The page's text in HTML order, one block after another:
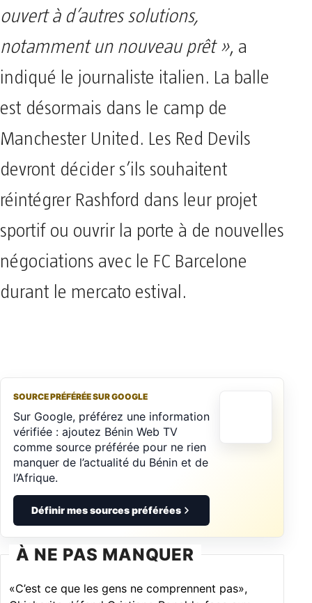
ouvert à d’autres solutions,
notamment un nouveau prêt », a
indiqué le journaliste italien. La balle
est désormais dans le camp de
Manchester United. Les Red Devils
devront décider s’ils souhaitent
réintégrer Rashford dans leur projet
sportif ou ouvrir la porte à de nouvelles
négociations avec le FC Barcelone
durant le mercato estival.
SOURCE PRÉFÉRÉE SUR GOOGLE
Sur Google, préférez une information
vérifiée : ajoutez Bénin Web TV
comme source préférée pour ne rien
manquer de l’actualité du Bénin et de
l’Afrique.
Définir mes sources préférées
À NE PAS MANQUER
«C’est ce que les gens ne comprennent pas»,